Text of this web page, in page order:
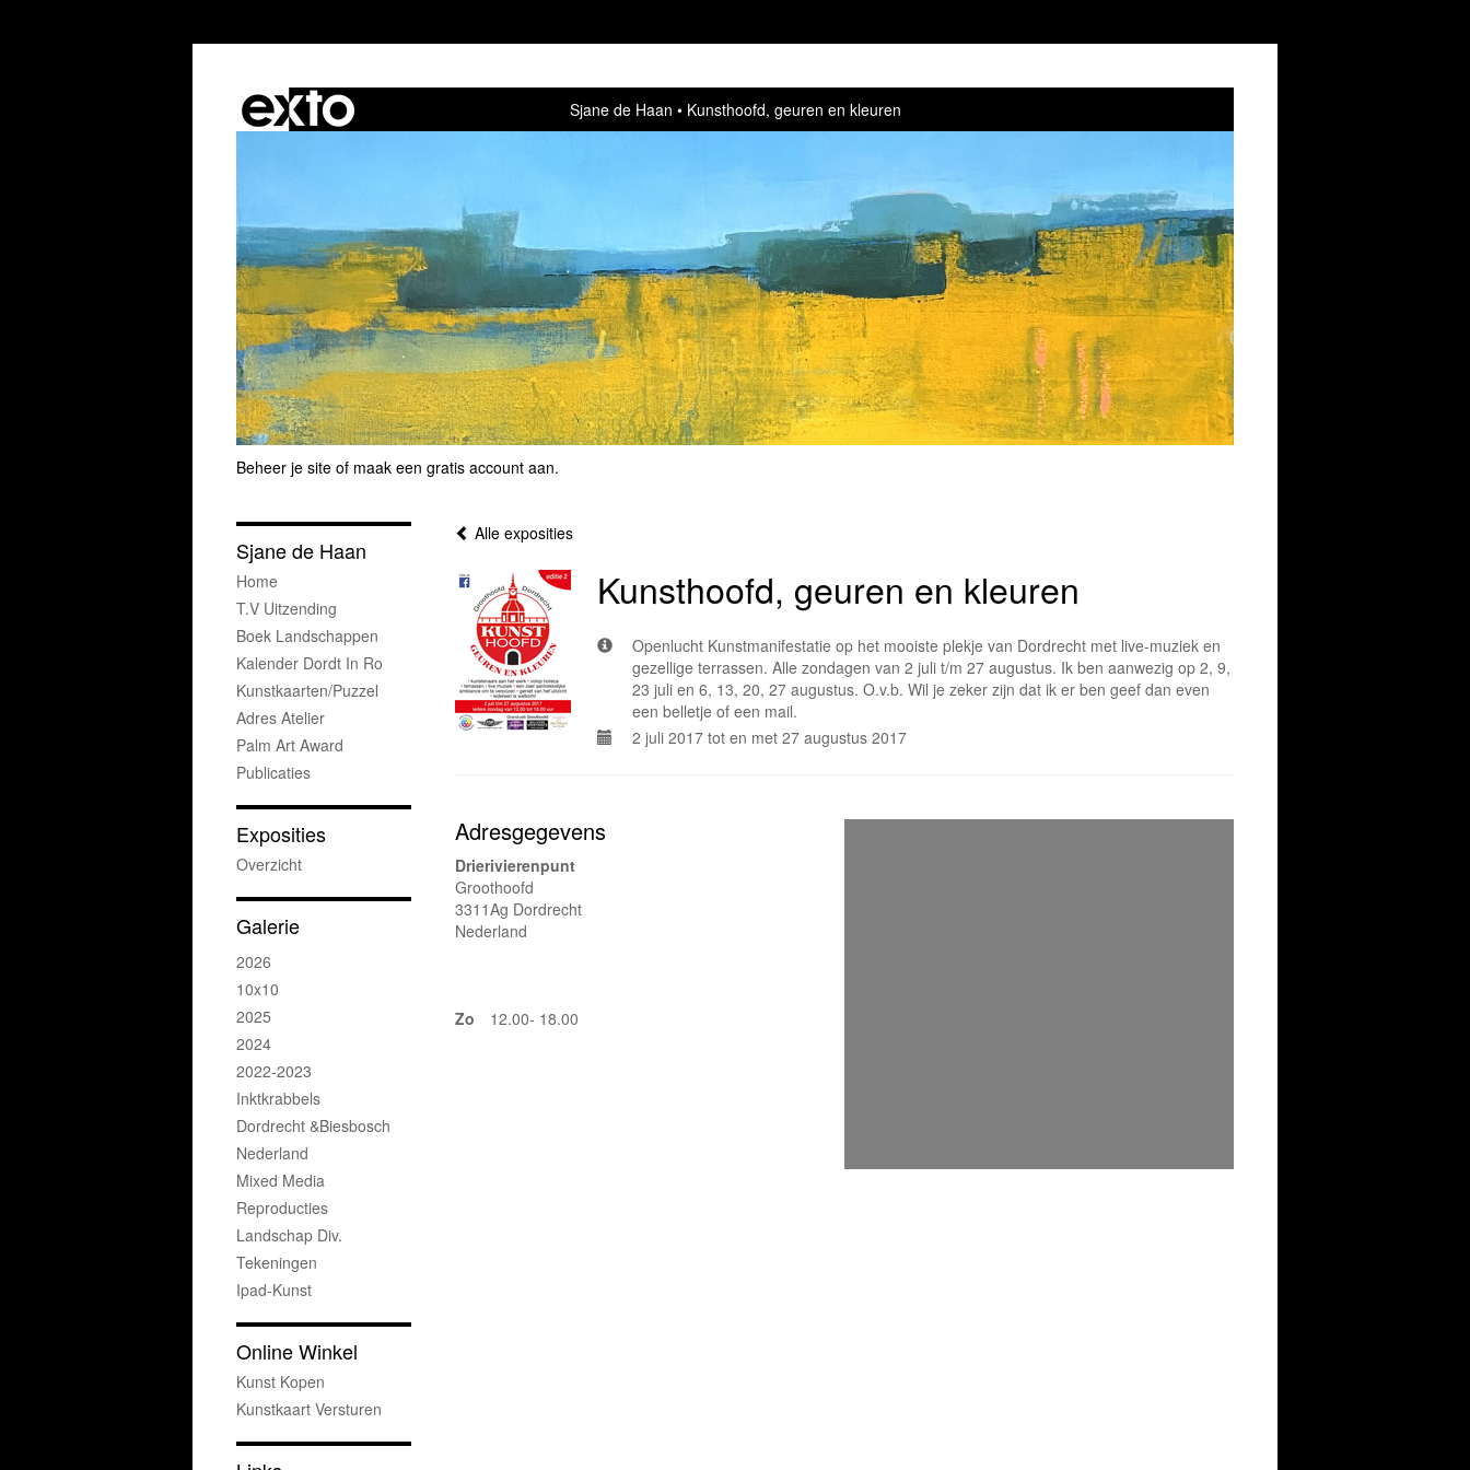
Sjane de Haan Kunsthoofd, geuren en kleuren
Beheer je site of maak een gratis account aan.
Alle exposities
Kunsthoofd, geuren en kleuren
Openlucht Kunstmanifestatie op het mooiste plekje van Dordrecht met live-muziek en
gezellige terrassen. Alle zondagen van 2 juli t/m 27 augustus. Ik ben aanwezig op 2, 9,
23 juli en 6, 13, 20, 27 augustus. O.v.b. Wil je zeker zijn dat ik er ben geef dan even
een belletje of een mail.
2 juli 2017 tot en met 27 augustus 2017
Adresgegevens
Drierivierenpunt
Groothoofd
3311Ag Dordrecht
Nederland
Zo 12.00- 18.00
Sjane de Haan
Home
T.v Uitzending
Boek Landschappen
Kalender Dordt In Ro
Kunstkaarten/puzzel
Adres Atelier
Palm Art Award
Publicaties
Exposities
Overzicht
Galerie
2026
10x10
2025
2024
2022-2023
Inktkrabbels
Dordrecht &Biesbosch
Nederland
Mixed Media
Reproducties
Landschap Div.
Tekeningen
Ipad-Kunst
Online Winkel
Kunst Kopen
Kunstkaart Versturen